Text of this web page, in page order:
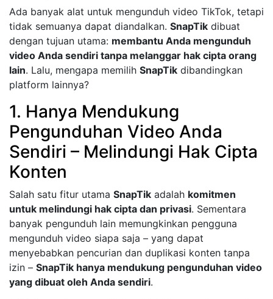
Ada banyak alat untuk mengunduh video TikTok, tetapi
tidak semuanya dapat diandalkan. SnapTik dibuat
dengan tujuan utama: membantu Anda mengunduh
video Anda sendiri tanpa melanggar hak cipta orang
lain. Lalu, mengapa memilih SnapTik dibandingkan
platform lainnya?
1. Hanya Mendukung
Pengunduhan Video Anda
Sendiri – Melindungi Hak Cipta
Konten
Salah satu fitur utama SnapTik adalah komitmen
untuk melindungi hak cipta dan privasi. Sementara
banyak pengunduh lain memungkinkan pengguna
mengunduh video siapa saja – yang dapat
menyebabkan pencurian dan duplikasi konten tanpa
izin – SnapTik hanya mendukung pengunduhan video
yang dibuat oleh Anda sendiri.